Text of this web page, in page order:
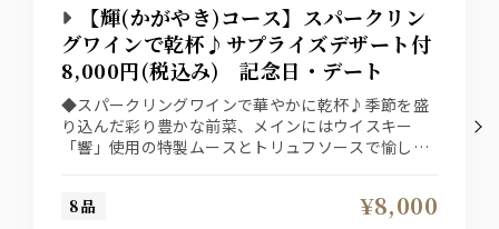
【輝(かがやき)コース】スパークリン
グワインで乾杯♪サプライズデザート付
8,000円(税込み) 記念日・デート
◆スパークリングワインで華やかに乾杯♪季節を盛
り込んだ彩り豊かな前菜、メインにはウイスキー
「響」使用の特製ムースとトリュフソースで愉しむ
※デザートのメッセージを御希望の方は、御電話で
8品 ¥8,000